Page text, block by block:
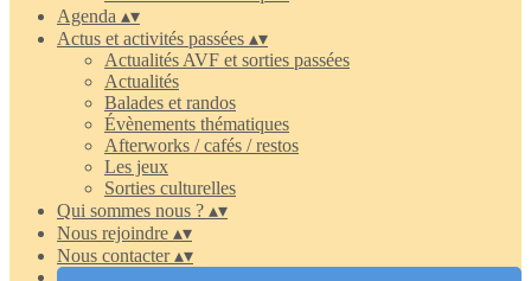
Agenda ▴▾
Actus et activités passées ▴▾
Actualités AVF et sorties passées
Actualités
Balades et randos
Évènements thématiques
Afterworks / cafés / restos
Les jeux
Sorties culturelles
Qui sommes nous ? ▴▾
Nous rejoindre ▴▾
Nous contacter▴▾